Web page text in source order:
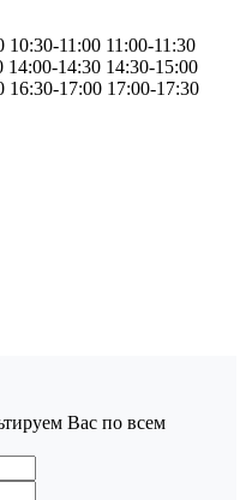
10:30-11:00 11:00-11:30
14:00-14:30 14:30-15:00
16:30-17:00 17:00-17:30
Вас по всем